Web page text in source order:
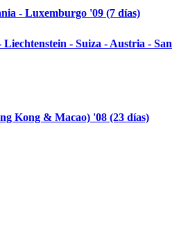
- Luxemburgo '09 (7 días)
Liechtenstein - Suiza - Austria - San
Kong & Macao) '08 (23 días)